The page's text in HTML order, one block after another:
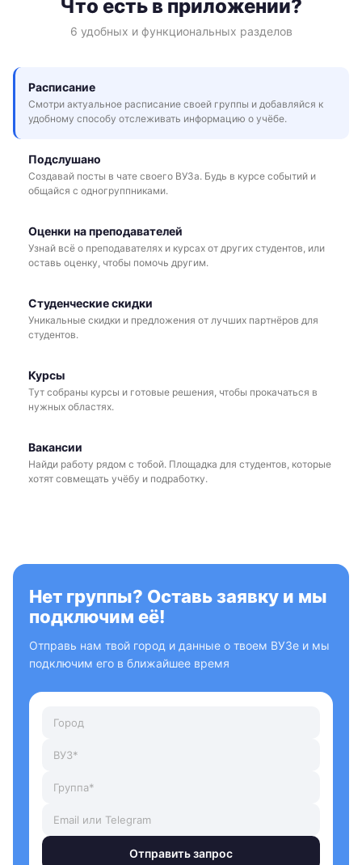
Что есть в приложении?
6 удобных и функциональных разделов
Расписание
Смотри актуальное расписание своей группы и добавляйся к
удобному способу отслеживать информацию о учёбе.
Подслушано
Создавай посты в чате своего ВУЗа. Будь в курсе событий и
общайся с одногруппниками.
Оценки на преподавателей
Узнай всё о преподавателях и курсах от других студентов, или
оставь оценку, чтобы помочь другим.
Студенческие скидки
Уникальные скидки и предложения от лучших партнёров для
студентов.
Курсы
Тут собраны курсы и готовые решения, чтобы прокачаться в
нужных областях.
Вакансии
Найди работу рядом с тобой. Площадка для студентов, которые
хотят совмещать учёбу и подработку.
Нет группы? Оставь заявку и мы
подключим её!
Отправь нам твой город и данные о твоем ВУЗе и мы
подключим его в ближайшее время
Отправить запрос